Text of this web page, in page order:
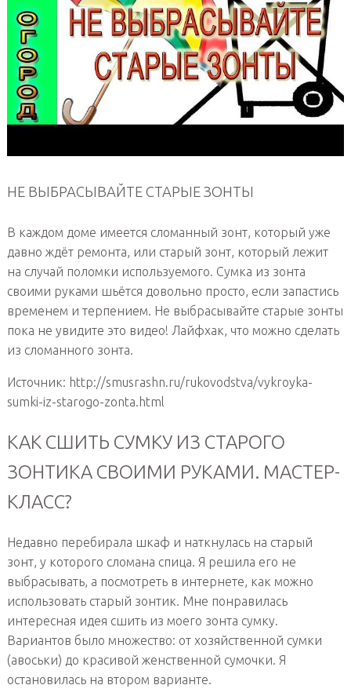
НЕ ВЫБРАСЫВАЙТЕ СТАРЫЕ ЗОНТЫ
В каждом доме имеется сломанный зонт, который уже
давно ждёт ремонта, или старый зонт, который лежит
на случай поломки используемого. Сумка из зонта
своими руками шьётся довольно просто, если запастись
временем и терпением. Не выбрасывайте старые зонты
пока не увидите это видео! Лайфхак, что можно сделать
из сломанного зонта.
Источник: http://smusrashn.ru/rukovodstva/vykroyka-
sumki-iz-starogo-zonta.html
КАК СШИТЬ СУМКУ ИЗ СТАРОГО
ЗОНТИКА СВОИМИ РУКАМИ. МАСТЕР-
КЛАСС?
Недавно перебирала шкаф и наткнулась на старый
зонт, у которого сломана спица. Я решила его не
выбрасывать, а посмотреть в интернете, как можно
использовать старый зонтик. Мне понравилась
интересная идея сшить из моего зонта сумку.
Вариантов было множество: от хозяйственной сумки
(авоськи) до красивой женственной сумочки. Я
остановилась на втором варианте.